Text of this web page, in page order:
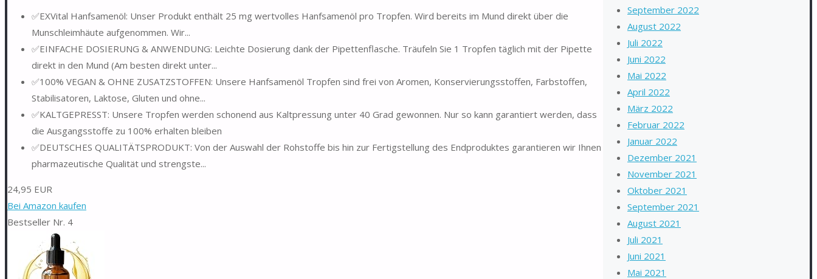
✅EXVital Hanfsamenöl: Unser Produkt enthält 25 mg wertvolles Hanfsamenöl pro Tropfen. Wird bereits im Mund direkt über die
Munschleimhäute aufgenommen. Wir...
✅EINFACHE DOSIERUNG & ANWENDUNG: Leichte Dosierung dank der Pipettenflasche. Träufeln Sie 1 Tropfen täglich mit der Pipette
direkt in den Mund (Am besten direkt unter...
✅100% VEGAN & OHNE ZUSATZSTOFFEN: Unsere Hanfsamenöl Tropfen sind frei von Aromen, Konservierungsstoffen, Farbstoffen,
Stabilisatoren, Laktose, Gluten und ohne...
✅KALTGEPRESST: Unsere Tropfen werden schonend aus Kaltpressung unter 40 Grad gewonnen. Nur so kann garantiert werden, dass
die Ausgangsstoffe zu 100% erhalten bleiben
✅DEUTSCHES QUALITÄTSPRODUKT: Von der Auswahl der Rohstoffe bis hin zur Fertigstellung des Endproduktes garantieren wir Ihnen
pharmazeutische Qualität und strengste...
24,95 EUR
Bei Amazon kaufen
Bestseller Nr. 4
September 2022
August 2022
Juli 2022
Juni 2022
Mai 2022
April 2022
März 2022
Februar 2022
Januar 2022
Dezember 2021
November 2021
Oktober 2021
September 2021
August 2021
Juli 2021
Juni 2021
Mai 2021